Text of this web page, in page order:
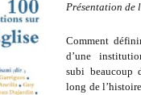
Présentation de
Comment
d’une
subi beaucoup
long de